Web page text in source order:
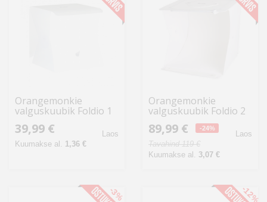
Orangemonkie
valguskuubik Foldio 1
39,99 €
Kuumakse al. 1,36 €
Laos
Orangemonkie
valguskuubik Foldio 2
Plus
89,99 € -24%
Tavahind 119 €
Kuumakse al. 3,07 €
Laos
-3% -12%